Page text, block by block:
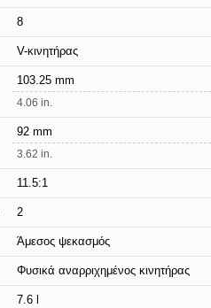
8
V-κινητήρας
103.25 mm
4.06 in.
92 mm
3.62 in.
11.5:1
2
Άμεσος ψεκασμός
Φυσικά αναρριχημένος κινητήρας
7.6 l